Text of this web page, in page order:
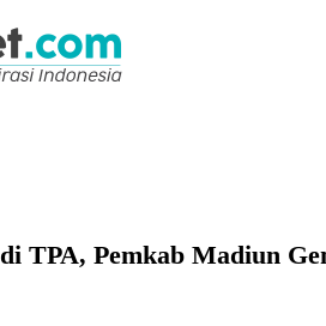
TPA, Pemkab Madiun